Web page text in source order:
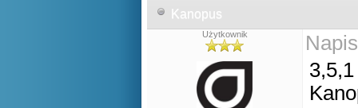
Kanopus
Użytkownik
3,5,1